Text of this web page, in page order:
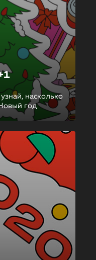
насколько
год